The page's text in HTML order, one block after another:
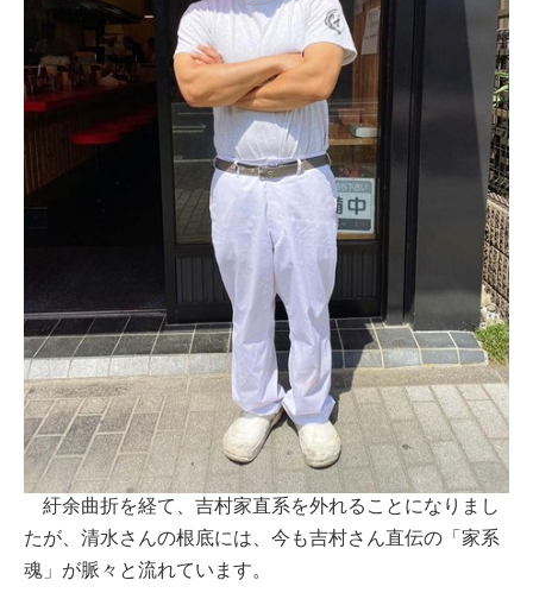
紆余曲折を経て、吉村家直系を外れることになりまし
たが、清水さんの根底には、今も吉村さん直伝の「家系
魂」が脈々と流れています。